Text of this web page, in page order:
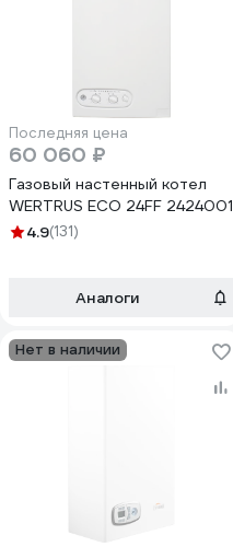
Последняя цена
60 060 ₽
Газовый настенный котел
WERTRUS ECO 24FF 2424001
4.9(131)
Аналоги
Нет в наличии